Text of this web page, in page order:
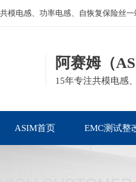
共模电感、功率电感、自恢复保险丝
阿赛姆（
15年专注共模电感
ASIM首页 EMC测试整